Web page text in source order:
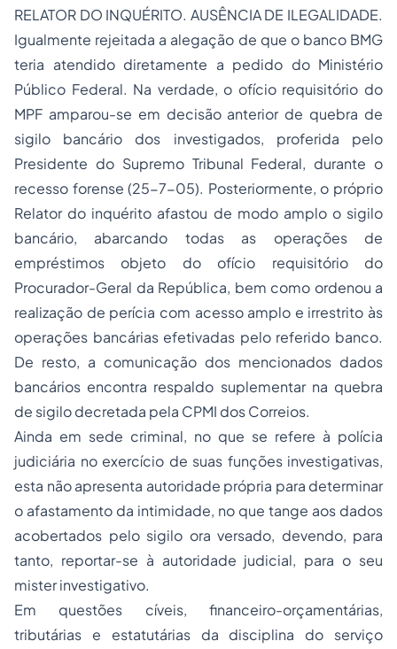
RELATOR DO INQUÉRITO. AUSÊNCIA DE ILEGALIDADE.
Igualmente rejeitada a alegação de que o banco BMG
teria atendido diretamente a pedido do Ministério
Público Federal. Na verdade, o ofício requisitório do
MPF amparou-se em decisão anterior de quebra de
sigilo bancário dos investigados, proferida pelo
Presidente do Supremo Tribunal Federal, durante o
recesso forense (25-7-05). Posteriormente, o próprio
Relator do inquérito afastou de modo amplo o sigilo
bancário, abarcando todas as operações de
empréstimos objeto do ofício requisitório do
Procurador-Geral da República, bem como ordenou a
realização de perícia com acesso amplo e irrestrito às
operações bancárias efetivadas pelo referido banco.
De resto, a comunicação dos mencionados dados
bancários encontra respaldo suplementar na quebra
de sigilo decretada pela CPMI dos Correios.
Ainda em sede criminal, no que se refere à polícia
judiciária no exercício de suas funções investigativas,
esta não apresenta autoridade própria para determinar
o afastamento da intimidade, no que tange aos dados
acobertados pelo sigilo ora versado, devendo, para
tanto, reportar-se à autoridade judicial, para o seu
mister investigativo.
Em questões cíveis, financeiro-orçamentárias,
tributárias e estatutárias da disciplina do serviço